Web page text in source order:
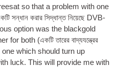
so that a prob­lem with one
সন্ধান করার সিদ্ধান্ত নিয়েছে DVB-
option was the black­gold
for both (একটি তারের বাদ্যযন্ত্রের
one which should turn up
luck. This will provide me with